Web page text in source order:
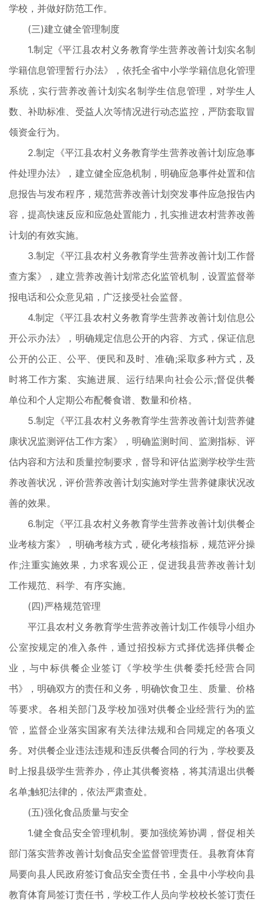
学校，并做好防范工作。
(三)建立健全管理制度
1.制定《平江县农村义务教育学生营养改善计划实名制
学籍信息管理暂行办法》，依托全省中小学学籍信息化管理
系统，实行营养改善计划实名制学生信息管理，对学生人
数、补助标准、受益人次等情况进行动态监控，严防套取冒
领资金行为。
2.制定《平江县农村义务教育学生营养改善计划应急事
件处理办法》，建立健全应急机制，明确应急事件处置和信
息报告与发布程序，规范营养改善计划突发事件应急报告内
容，提高快速反应和应急处置能力，扎实推进农村营养改善
计划的有效实施。
3.制定《平江县农村义务教育学生营养改善计划工作督
查方案》，建立营养改善计划常态化监管机制，设置监督举
报电话和公众意见箱，广泛接受社会监督。
4.制定《平江县农村义务教育学生营养改善计划信息公
开公示办法》，明确规定信息公开的内容、方式，保证信息
公开的公正、公平、便民和及时、准确;采取多种方式，及
时将工作方案、实施进展、运行结果向社会公示;督促供餐
单位和个人定期公布配餐食谱、数量和价格。
5.制定《平江县农村义务教育学生营养改善计划营养健
康状况监测评估工作方案》，明确监测时间、监测指标、评
估内容和方法和质量控制要求，督导和评估监测学校学生营
养改善状况，评价营养改善计划实施对学生营养健康状况改
善的效果。
6.制定《平江县农村义务教育学生营养改善计划供餐企
业考核方案》，明确考核方式，硬化考核指标，规范评分操
作;注重实施效果，力求客观公正，促进我县营养改善计划
工作规范、科学、有序实施。
(四)严格规范管理
平江县农村义务教育学生营养改善计划工作领导小组办
公室按规定的准入条件，通过招投标方式择优选择供餐企
业，与中标供餐企业签订《学校学生供餐委托经营合同
书》，明确双方的责任和义务，明确饮食卫生、质量、价格
等要求。各相关部门及学校加强对供餐企业经营行为的监
管，监督企业落实国家有关法律法规和合同规定的各项义
务。对供餐企业违法违规和违反供餐合同的行为，学校要及
时上报县级学生营养办，停止其供餐资格，将其清退出供餐
名单;触犯法律的，依法严肃查处。
(五)强化食品质量与安全
1.健全食品安全管理机制。要加强统筹协调，督促相关
部门落实营养改善计划食品安全监督管理责任。县教育体育
局要向县人民政府签订食品安全责任书，全县中小学校向县
教育体育局签订责任书，学校工作人员向学校校长签订责任